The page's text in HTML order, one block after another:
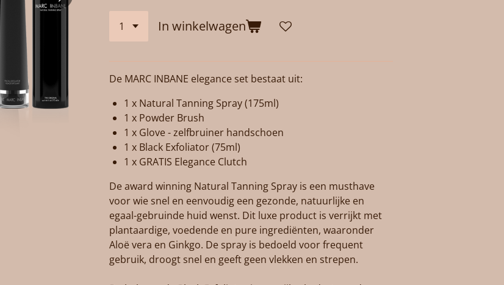
In winkelwagen
De MARC INBANE elegance set bestaat uit:
1 x Natural Tanning Spray (175ml)
1 x Powder Brush
1 x Glove - zelfbruiner handschoen
1 x Black Exfoliator (75ml)
1 x GRATIS Elegance Clutch
De award winning Natural Tanning Spray is een musthave
voor wie snel en eenvoudig een gezonde, natuurlijke en
egaal-gebruinde huid wenst. Dit luxe product is verrijkt met
plantaardige, voedende en pure ingrediënten, waaronder
Aloë vera en Ginkgo. De spray is bedoeld voor frequent
gebruik, droogt snel en geeft geen vlekken en strepen.